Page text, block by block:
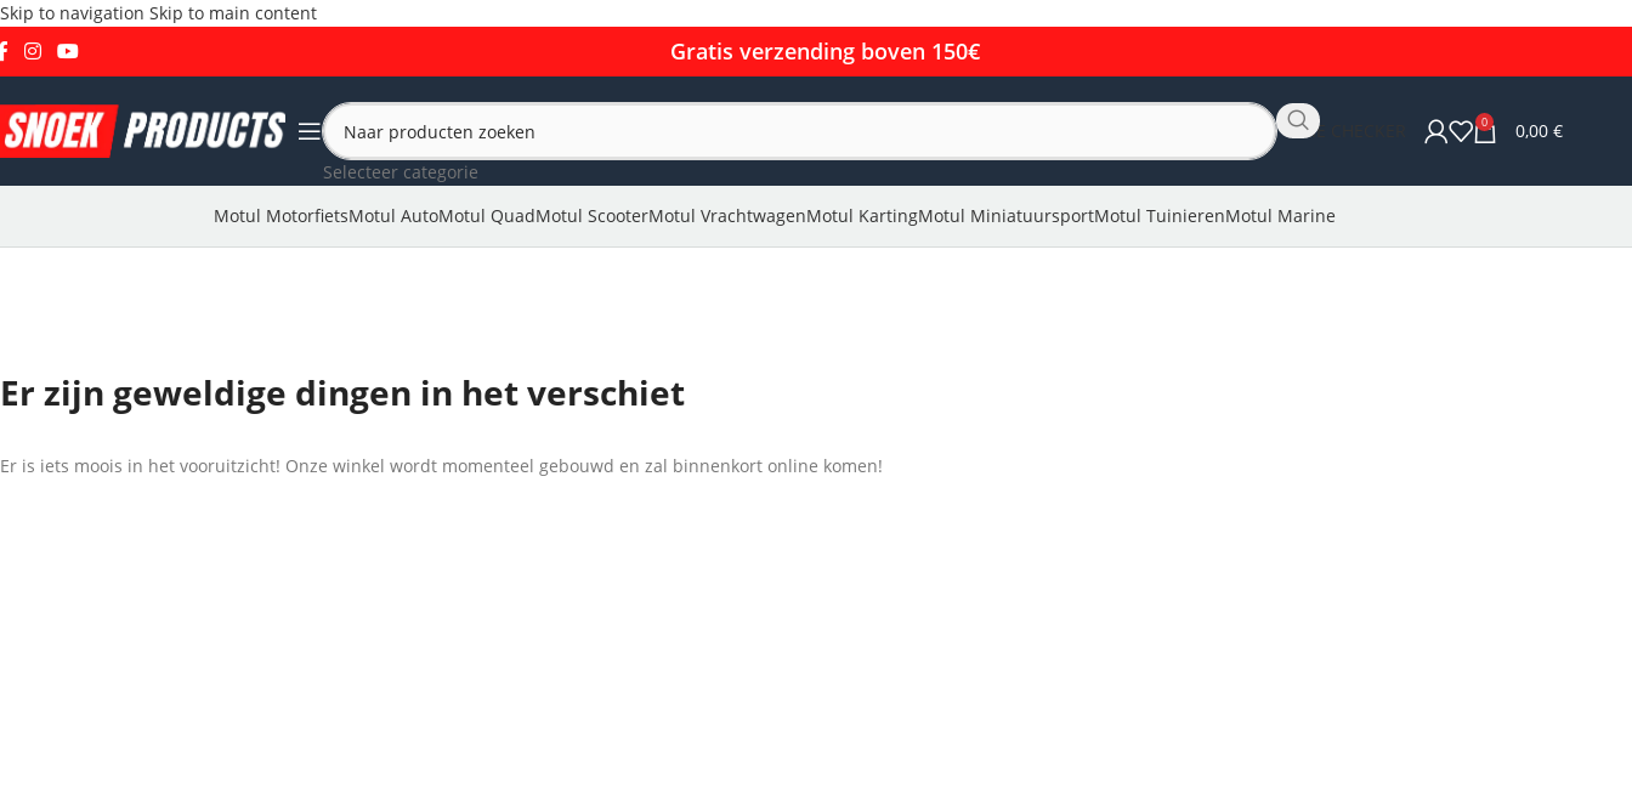
Skip to navigation Skip to main content
Gratis verzending boven 150€
Selecteer categorie
OLIE CHECKER 0 0,00 €
Motul MotorfietsMotul AutoMotul QuadMotul ScooterMotul VrachtwagenMotul KartingMotul MiniatuursportMotul TuinierenMotul Marine
Er zijn geweldige dingen in het verschiet
Er is iets moois in het vooruitzicht! Onze winkel wordt momenteel gebouwd en zal binnenkort online komen!